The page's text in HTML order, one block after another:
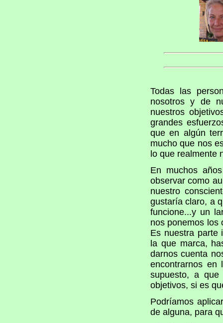
Todas las
nosotros y de
nuestros
grandes
que en algún
mucho que nos
lo que realmente
En muchos
observar como
nuestro
gustaría claro, a
funcione...y un
nos ponemos los
Es nuestra parte
la que marca,
darnos cuenta
encontrarnos
supuesto, a
objetivos, si es
Podríamos
de alguna, para